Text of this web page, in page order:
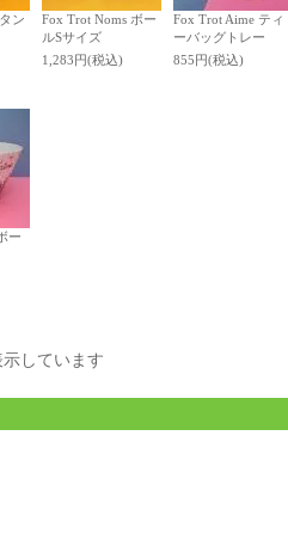
ン
Fox Trot Noms ボー
ルSサイズ
1,283円(税込)
Fox Trot Aime ティ
ーバッグトレー
855円(税込)
ー
しています